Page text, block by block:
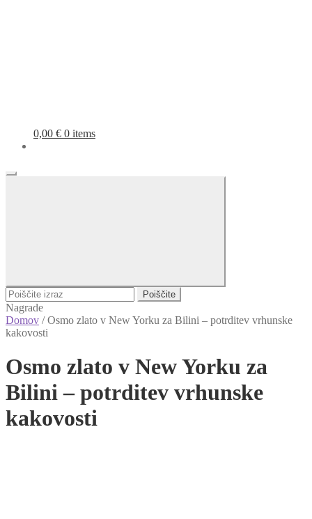
0,00 € 0 items
Poiščite
Nagrade
Domov /Osmo zlato v New Yorku za Bilini – potrditev vrhunske
kakovosti
Osmo zlato v New Yorku za
Bilini – potrditev vrhunske
kakovosti